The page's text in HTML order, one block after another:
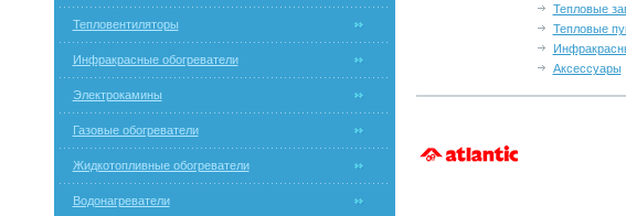
Тепловентиляторы
Инфракрасные обогреватели
Электрокамины
Газовые обогреватели
Жидкотопливные обогреватели
Водонагреватели
Тепловые
Тепловые
Аксессуары